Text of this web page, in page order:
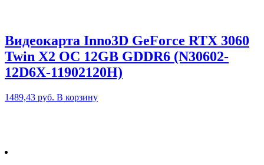
Видеокарта Inno3D GeForce RTX 3060
Twin X2 OC 12GB GDDR6 (N30602-
12D6X-11902120H)
1489,43 руб. В корзину